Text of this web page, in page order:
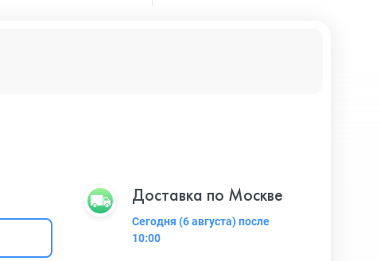
Доставка по Москве
Сегодня (6 августа) после
10:00